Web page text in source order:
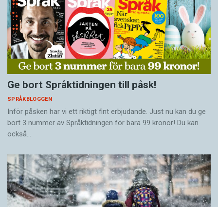
Ge bort Språktidningen till påsk!
SPRÅKBLOGGEN
Inför påsken har vi ett riktigt fint erbjudande. Just nu kan du ge
bort 3 nummer av Språktidningen för bara 99 kronor! Du kan
också…